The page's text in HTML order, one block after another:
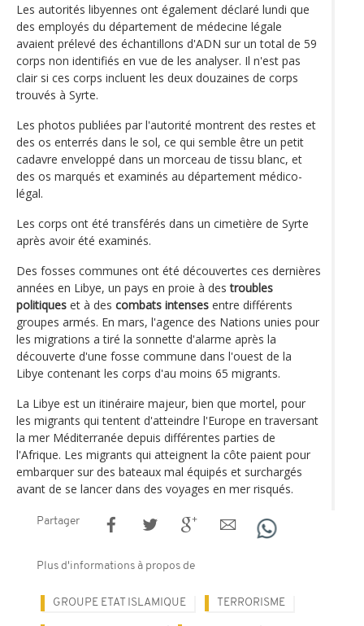
Les autorités libyennes ont également déclaré lundi que
des employés du département de médecine légale
avaient prélevé des échantillons d'ADN sur un total de 59
corps non identifiés en vue de les analyser. Il n'est pas
clair si ces corps incluent les deux douzaines de corps
trouvés à Syrte.
Les photos publiées par l'autorité montrent des restes et
des os enterrés dans le sol, ce qui semble être un petit
cadavre enveloppé dans un morceau de tissu blanc, et
des os marqués et examinés au département médico-
légal.
Les corps ont été transférés dans un cimetière de Syrte
après avoir été examinés.
Des fosses communes ont été découvertes ces dernières
années en Libye, un pays en proie à destroubles
politiques et à des combats intenses entre différents
groupes armés. En mars, l'agence des Nations unies pour
les migrations a tiré la sonnette d'alarme après la
découverte d'une fosse commune dans l'ouest de la
Libye contenant les corps d'au moins 65 migrants.
La Libye est un itinéraire majeur, bien que mortel, pour
les migrants qui tentent d'atteindre l'Europe en traversant
la mer Méditerranée depuis différentes parties de
l'Afrique. Les migrants qui atteignent la côte paient pour
embarquer sur des bateaux mal équipés et surchargés
avant de se lancer dans des voyages en mer risqués.
Partager
Plus d'informations à propos de
GROUPE ETAT ISLAMIQUE TERRORISME